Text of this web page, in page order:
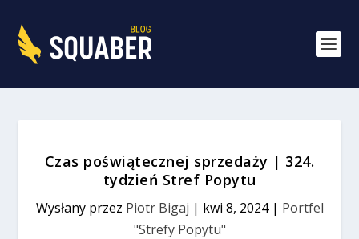
Czas poświątecznej sprzedaży | 324.
tydzień Stref Popytu
Wysłany przez Piotr Bigaj | kwi 8, 2024| Portfel
"Strefy Popytu"